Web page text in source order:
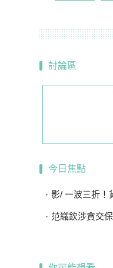
討論區
今日焦點
影/ 一波三折！
范織欽涉貪交